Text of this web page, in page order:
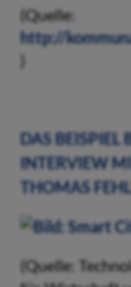
(Quelle:
http://
)
DAS BEISPIEL
INTERVIEW
THOMAS
(Quelle: